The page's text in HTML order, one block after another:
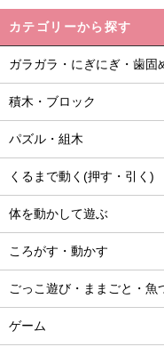
カテゴリーから探す
ガラガラ・にぎにぎ・歯固
積木・ブロック
パズル・組木
くるまで動く(押す・引く)
体を動かして遊ぶ
ころがす・動かす
ごっこ遊び・ままごと・魚
ゲーム